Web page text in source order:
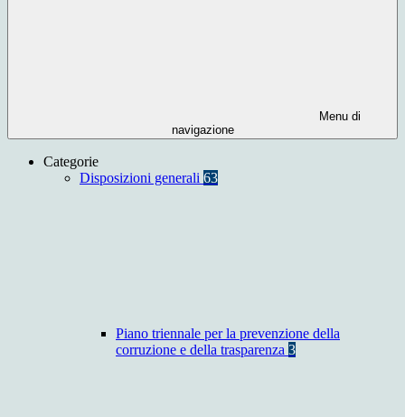
Menu di
navigazione
Categorie
Disposizioni generali 63
Piano triennale per la prevenzione della
corruzione e della trasparenza 3